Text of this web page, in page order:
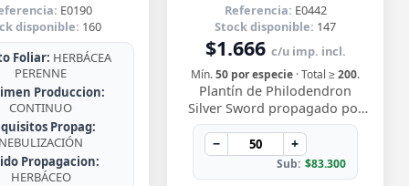
E0190
disponible: 160
Foliar: HERBÁCEA
PERENNE
Produccion:
CONTINUO
Propag:
NEBULIZACIÓN
Propagacion:
HERBÁCEO
Referencia: E0442
Stock disponible: 147
$1.666 c/u imp. incl.
Mín.50 por especie · Total ≥200.
Plantín de Philodendron
Silver Sword propagado por
esqueje ya enraizado, con
hojas lanceoladas de un
plateado metálico …
− +
Sub: $83.300